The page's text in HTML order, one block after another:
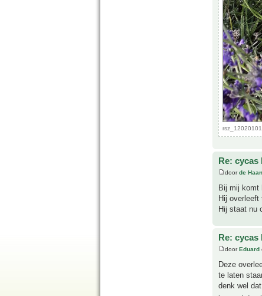
Re: cycas
doorde Haan
Bij mij komt
Hij overleeft
Hij staat nu
Re: cycas
doorEduard
Deze
te laten
denk wel